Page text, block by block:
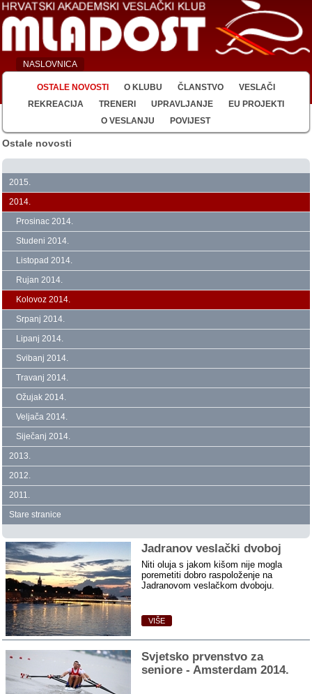
NASLOVNICA
OSTALE NOVOSTI O KLUBU ČLANSTVO
VESLAČI
REKREACIJA
TRENERI UPRAVLJANJE
EU PROJEKTI
O VESLANJU
POVIJEST
Ostale novosti
2015.
2014.
Prosinac 2014.
Studeni 2014.
Listopad 2014.
Rujan 2014.
Kolovoz 2014.
Srpanj 2014.
Lipanj 2014.
Svibanj 2014.
Travanj 2014.
Ožujak 2014.
Veljača 2014.
Siječanj 2014.
2013.
2012.
2011.
Stare stranice
Jadranov veslački dvoboj
Niti oluja s jakom kišom nije mogla
poremetiti dobro raspoloženje na
Jadranovom veslačkom dvoboju.
VIŠE
Svjetsko prvenstvo za
seniore ‑ Amsterdam 2014.